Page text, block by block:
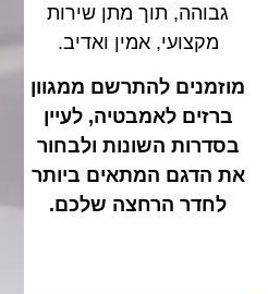
גבוהה, תוך מתן שירות
מקצועי, אמין ואדיב.
מוזמנים להתרשם ממגוון
ברזים לאמבטיה, לעיין
בסדרות השונות ולבחור
את הדגם המתאים ביותר
לחדר הרחצה שלכם.